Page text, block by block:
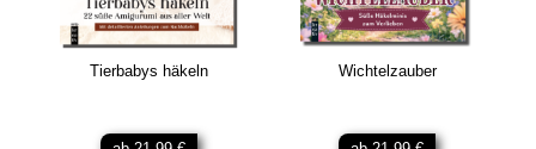
Tierbabys häkeln Wichtelzauber